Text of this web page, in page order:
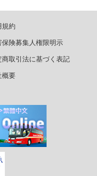
規約
保険募集人権限明示
商取引法に基づく表記
概要